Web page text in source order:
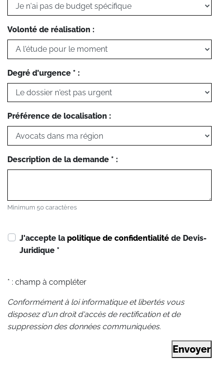
Volonté de réalisation :
Degré d'urgence * :
Préférence de localisation :
Description de la demande * :
Minimum 50 caractères
J'accepte la politique de confidentialité de Devis-
Juridique *
* : champ à compléter
Conformément à loi informatique et libertés vous
disposez d'un droit d'accès de rectification et de
suppression des données communiquées.
Envoyer